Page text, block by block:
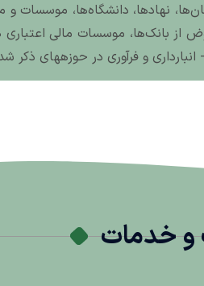
نهادها، دانشگاه‌ها، موسسات و
بانک‌ها، موسسات مالی
و فرآوری در حوزه‏های ذکر
خدمات